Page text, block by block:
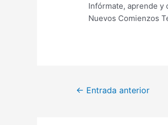
Infórmate, aprende y
Nuevos Comienzos
← Entrada anterior